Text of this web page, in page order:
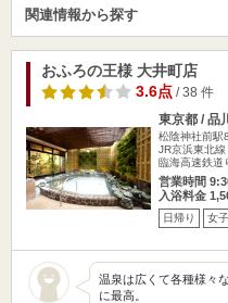
関連情報から探す
おふろの王様 大井町店
3.6点/ 38 件
東京都 / 品
松陰神社前駅
JR京浜東北
臨海高速鉄道
営業時間
入浴料金
日帰り 女
温泉は広くて各種様々
に最高。